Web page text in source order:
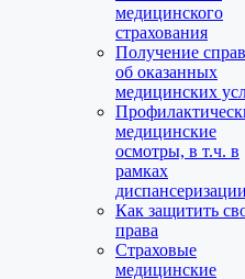
медицинского
страхования
Получение
об оказанных
медицинских
медицинские
осмотры, в т.ч. в
рамках
диспансеризации
Как защитить
права
Страховые
медицинские